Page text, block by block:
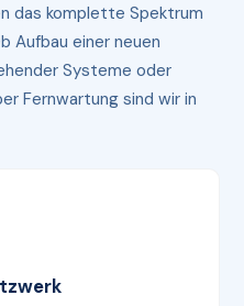
das komplette Spektrum
Aufbau einer neuen
Systeme oder
Fernwartung sind wir in